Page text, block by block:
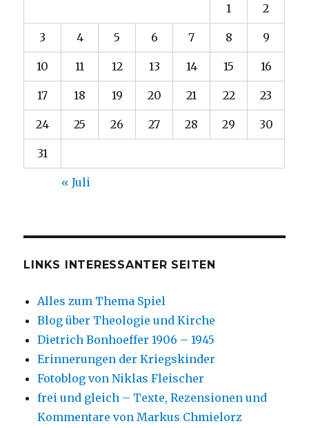
1 2
3 4 5 6 7 8 9
10 11 12 13 14 15 16
17 18 19 20 21 22 23
24 25 26 27 28 29 30
31
« Juli
LINKS INTERESSANTER SEITEN
Alles zum Thema Spiel
Blog über Theologie und Kirche
Dietrich Bonhoeffer 1906 – 1945
Erinnerungen der Kriegskinder
Fotoblog von Niklas Fleischer
frei und gleich – Texte, Rezensionen und
Kommentare von Markus Chmielorz